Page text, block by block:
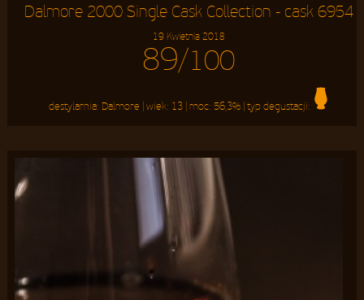
Dalmore 2000 Single Cask Collection - cask 6954
19 Kwietnia 2018
89/100
destylarnia: Dalmore | wiek: 13| moc: 56,3%| typ degustacji: